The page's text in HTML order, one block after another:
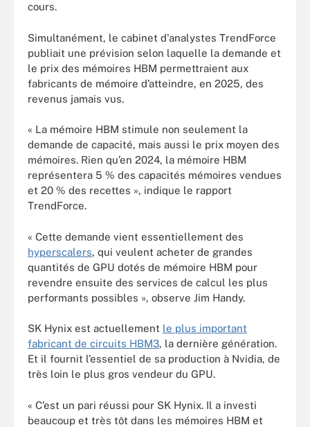
cours.
Simultanément, le cabinet d'analystes TrendForce
publiait une prévision selon laquelle la demande et
le prix des mémoires HBM permettraient aux
fabricants de mémoire d’atteindre, en 2025, des
revenus jamais vus.
« La mémoire HBM stimule non seulement la
demande de capacité, mais aussi le prix moyen des
mémoires. Rien qu’en 2024, la mémoire HBM
représentera 5 % des capacités mémoires vendues
et 20 % des recettes », indique le rapport
TrendForce.
« Cette demande vient essentiellement des
hyperscalers, qui veulent acheter de grandes
quantités de GPU dotés de mémoire HBM pour
revendre ensuite des services de calcul les plus
performants possibles », observe Jim Handy.
SK Hynix est actuellement le plus important
fabricant de circuits HBM3, la dernière génération.
Et il fournit l’essentiel de sa production à Nvidia, de
très loin le plus gros vendeur du GPU.
« C’est un pari réussi pour SK Hynix. Il a investi
beaucoup et très tôt dans les mémoires HBM et